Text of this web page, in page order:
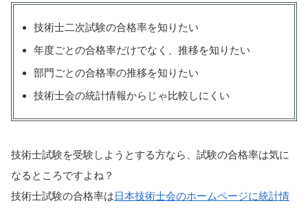
技術士二次試験の合格率を知りたい
年度ごとの合格率だけでなく、推移を知りたい
部門ごとの合格率の推移を知りたい
技術士会の統計情報からじゃ比較しにくい
技術士試験を受験しようとする方なら、試験の合格率は気に
なるところですよね？
技術士試験の合格率は日本技術士会のホームページに統計情